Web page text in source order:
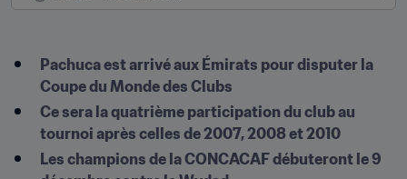
Pachuca est arrivé aux Émirats pour disputer la
Coupe du Monde des Clubs
Ce sera la quatrième participation du club au
tournoi après celles de 2007, 2008 et 2010
Les champions de la CONCACAF débuteront le 9